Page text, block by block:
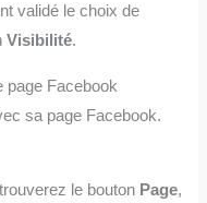
validé le choix de
Visibilité.
page Facebook
sa page Facebook.
le bouton Page,